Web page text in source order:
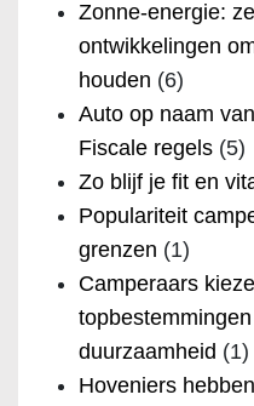
Zonne-energie:
ontwikkelingen
houden (6)
Auto op naam
Fiscale regels (5)
Zo blijf je fit en
Populariteit
grenzen (1)
Camperaars
duurzaamheid (1)
Hoveniers